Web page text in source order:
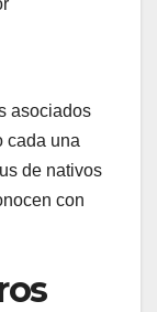
asociados
cada una
de nativos
con